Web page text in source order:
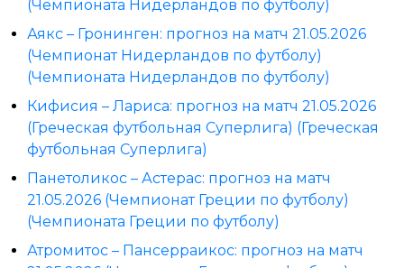
(Чемпионата Нидерландов по футболу)
Аякс – Гронинген: прогноз на матч 21.05.2026
(Чемпионат Нидерландов по футболу)
(Чемпионата Нидерландов по футболу)
Кифисия – Лариса: прогноз на матч 21.05.2026
(Греческая футбольная Суперлига) (Греческая
футбольная Суперлига)
Панетоликос – Астерас: прогноз на матч
21.05.2026 (Чемпионат Греции по футболу)
(Чемпионата Греции по футболу)
Атромитос – Пансерраикос: прогноз на матч